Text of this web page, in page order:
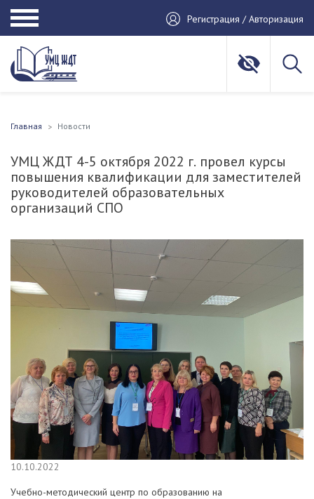
Регистрация / Авторизация
Главная Новости
УМЦ ЖДТ 4-5 октября 2022 г. провел курсы
повышения квалификации для заместителей
руководителей образовательных
организаций СПО
10.10.2022
Учебно-методический центр по образованию на